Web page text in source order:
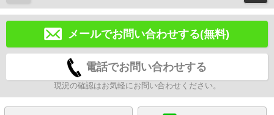
メールでお問い合わせする(無料)
電話でお問い合わせする
現況の確認はお気軽にお問い合わせください。